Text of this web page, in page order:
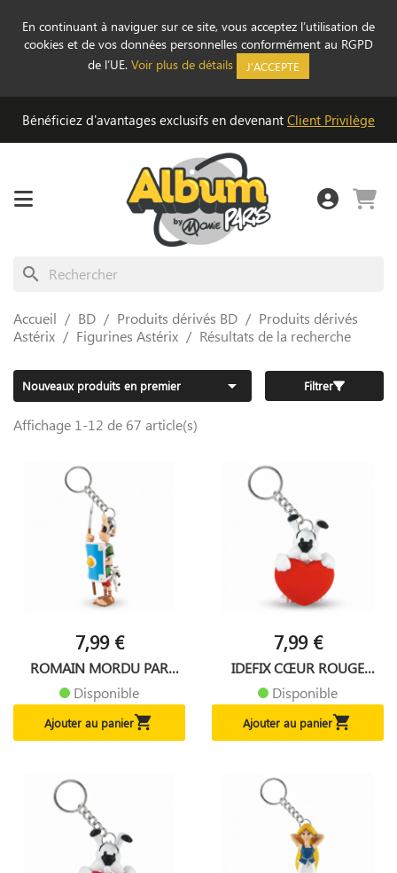
En continuant à naviguer sur ce site, vous acceptez l’utilisation de
cookies et de vos données personnelles conformément au RGPD
de l’UE. Voir plus de détails J'ACCEPTE
Bénéficiez d'avantages exclusifs en devenant Client Privilège
search
Accueil BD Produits dérivés BD
Produits dérivés
Astérix
Figurines Astérix Résultats de la recherche
Nouveaux produits en premier  Filtrer
Affichage 1-12 de 67 article(s)
7,99 €
ROMAIN MORDU PAR
Disponible
Ajouter au panier
7,99 €
IDEFIX CŒUR ROUGE
Disponible
Ajouter au panier